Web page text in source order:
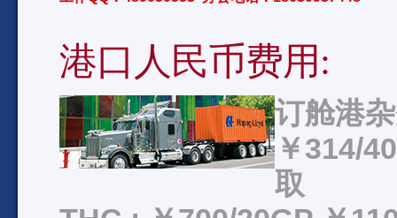
港口人民币费用:
订舱港
￥314/
取